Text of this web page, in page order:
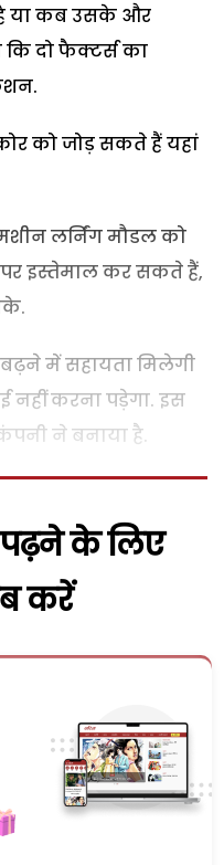
या कब उसके और
दो फैक्टर्स का
को जोड़ सकते हैं यहां
लर्निंग मौडल को
इस्तेमाल कर सकते हैं,
में सहायता मिलेगी
नहीं करना पड़ेगा. इस
ने बनाया है.
के लिए
करें